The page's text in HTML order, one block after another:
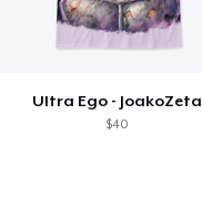
Ultra Ego - JoakoZeta
$40